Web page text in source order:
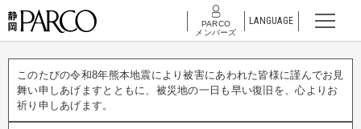
PARCO
メンバーズ
LANGUAGE
このたびの令和8年熊本地震により被害にあわれた皆様に謹んでお見
舞い申しあげますとともに、被災地の一日も早い復旧を、心よりお
祈り申しあげます。